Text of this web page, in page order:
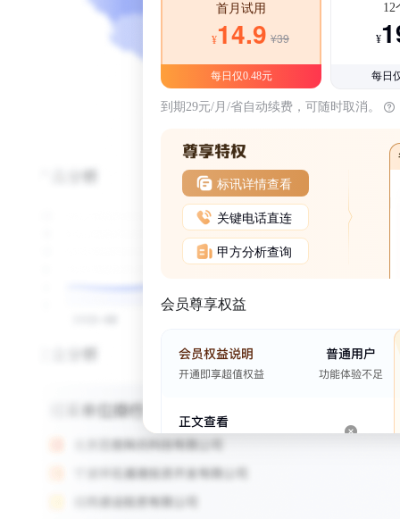
首月试用
¥14.9 ¥39
每日仅0.48元
12
¥
每日
到期29元/月/省自动续费，可随时取消。
标讯详情查看
关键电话直连
甲方分析查询
会员尊享权益